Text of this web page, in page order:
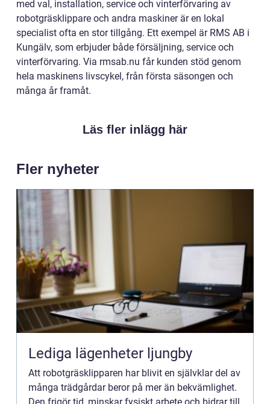
med val, installation, service och vinterförvaring av
robotgräsklippare och andra maskiner är en lokal
specialist ofta en stor tillgång. Ett exempel är RMS AB i
Kungälv, som erbjuder både försäljning, service och
vinterförvaring. Via rmsab.nu får kunden stöd genom
hela maskinens livscykel, från första säsongen och
många år framåt.
Läs fler inlägg här
Fler nyheter
Lediga lägenheter ljungby
Att robotgräsklipparen har blivit en självklar del av
många trädgårdar beror på mer än bekvämlighet.